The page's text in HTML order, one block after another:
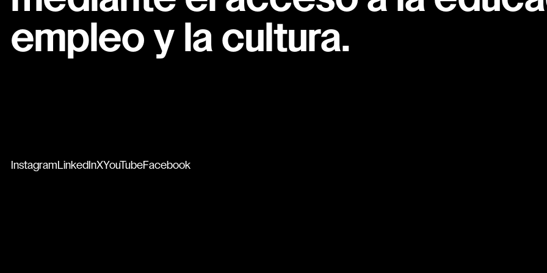
empleo y la cultura.
Instagram LinkedInXYouTubeFacebook